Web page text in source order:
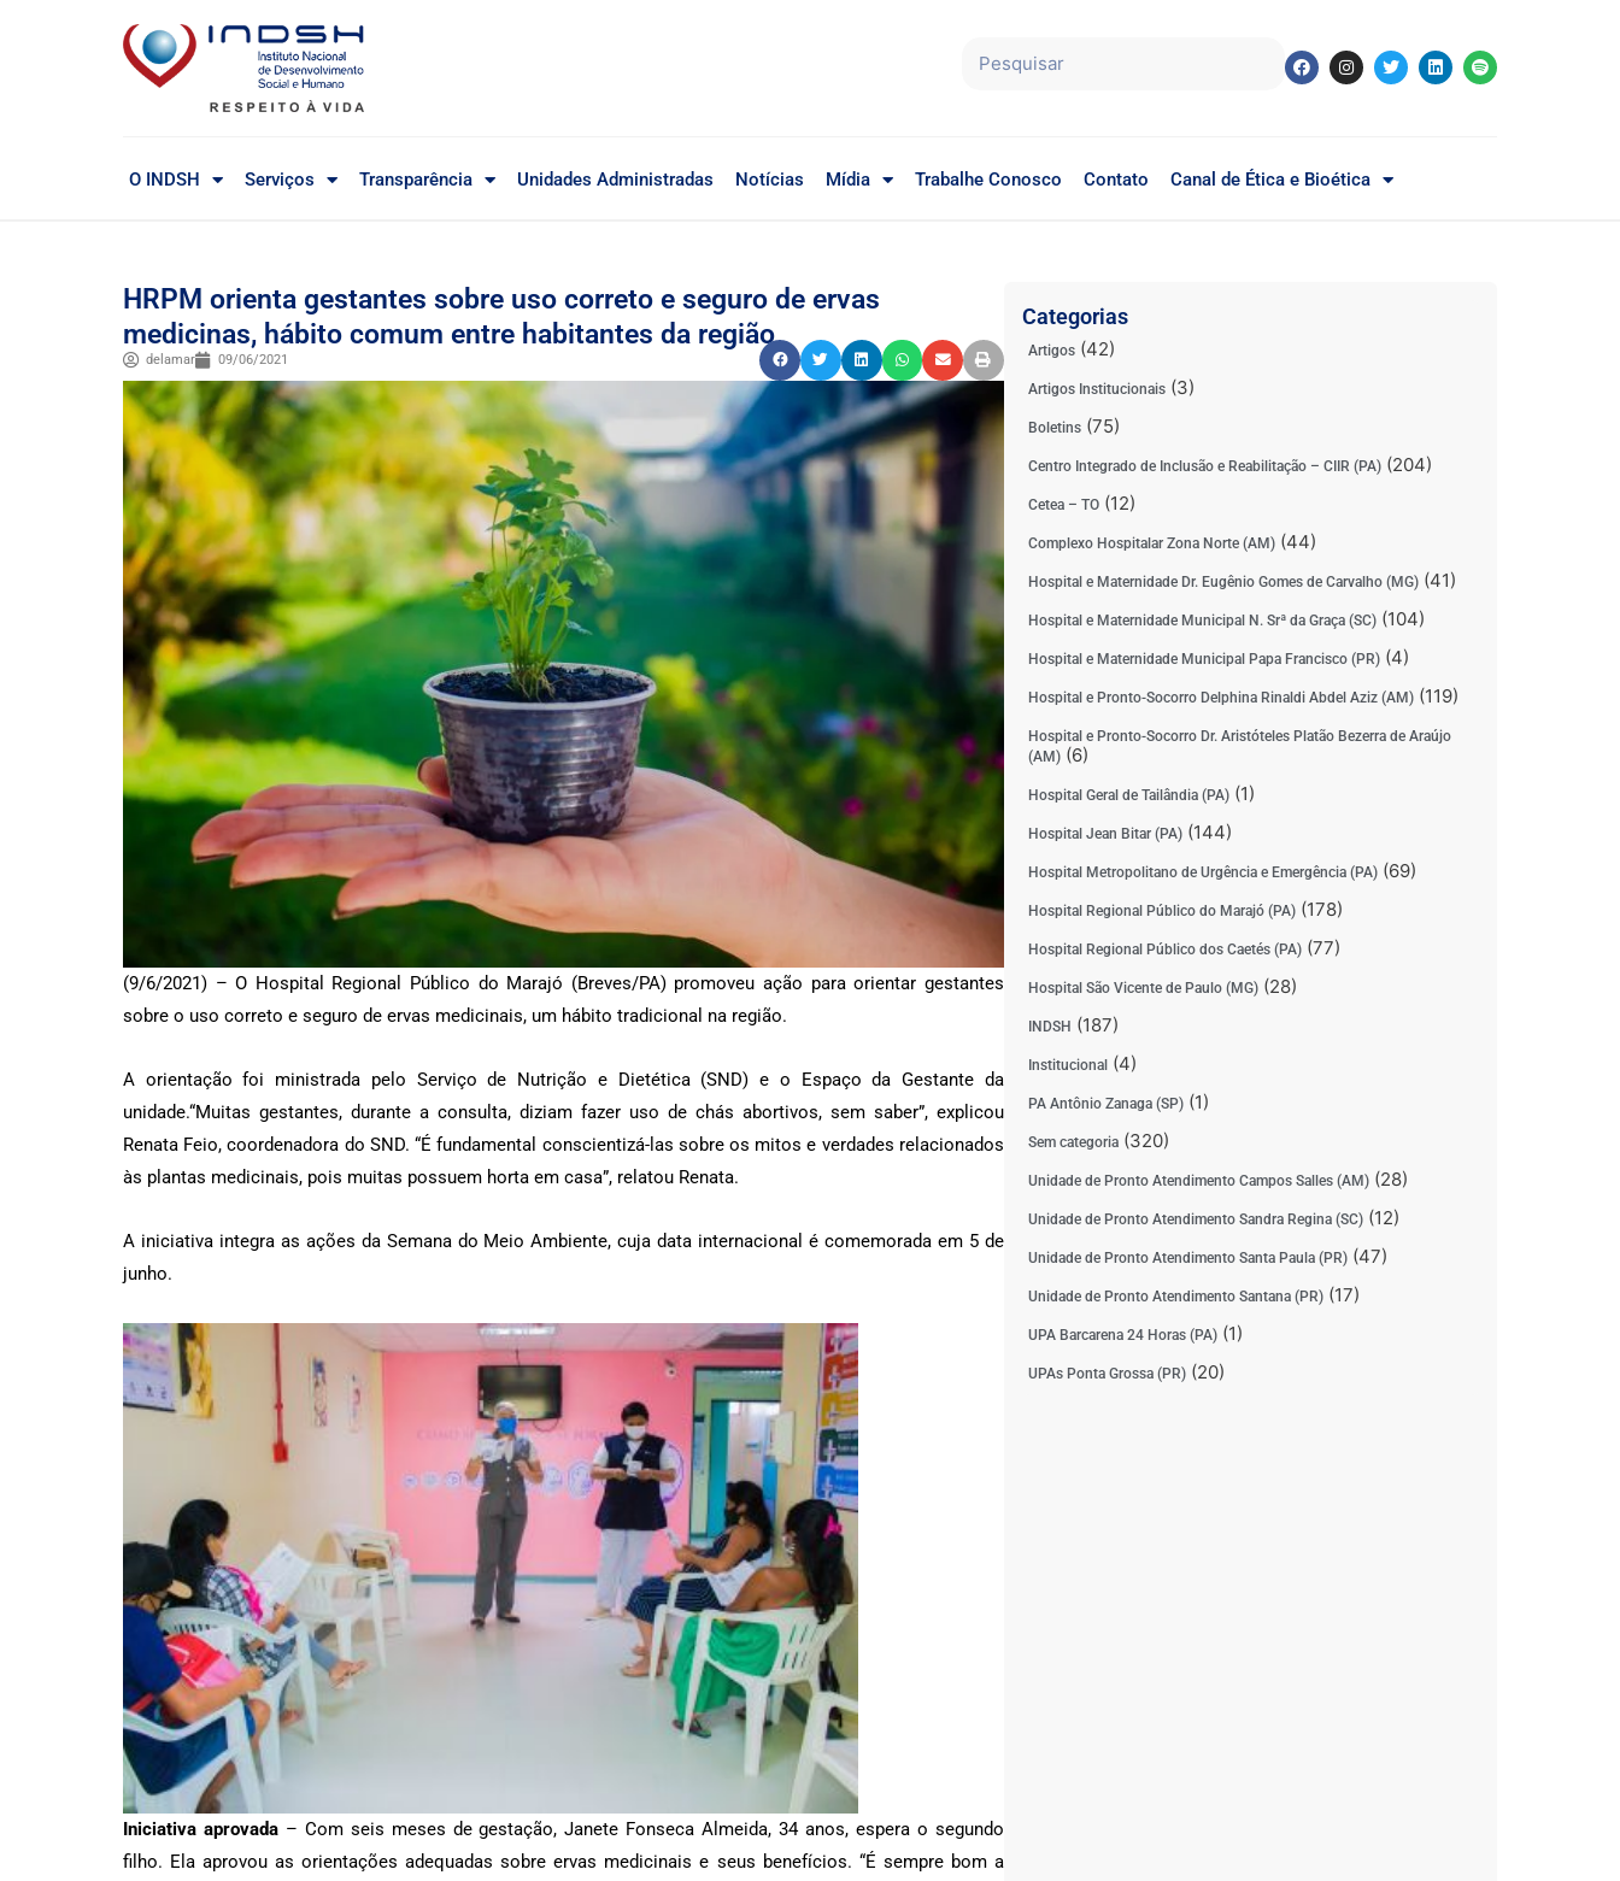
O INDSH Serviços Transparência Unidades Administradas Notícias Mídia Trabalhe Conosco Contato Canal de Ética e Bioética
HRPM orienta gestantes sobre uso correto e seguro de ervas
medicinas, hábito comum entre habitantes da região
delamar 09/06/2021
(9/6/2021) – O Hospital Regional Público do Marajó (Breves/PA) promoveu ação para orientar gestantes
sobre o uso correto e seguro de ervas medicinais, um hábito tradicional na região.
A orientação foi ministrada pelo Serviço de Nutrição e Dietética (SND) e o Espaço da Gestante da
unidade.“Muitas gestantes, durante a consulta, diziam fazer uso de chás abortivos, sem saber”, explicou
Renata Feio, coordenadora do SND. “É fundamental conscientizá-las sobre os mitos e verdades relacionados
às plantas medicinais, pois muitas possuem horta em casa”, relatou Renata.
A iniciativa integra as ações da Semana do Meio Ambiente, cuja data internacional é comemorada em 5 de
junho.
Iniciativa aprovada– Com seis meses de gestação, Janete Fonseca Almeida, 34 anos, espera o segundo
filho. Ela aprovou as orientações adequadas sobre ervas medicinais e seus benefícios. “É sempre bom a
Categorias
Artigos(42)
Artigos Institucionais(3)
Boletins(75)
Centro Integrado de Inclusão e Reabilitação – CIIR (PA)(204)
Cetea – TO(12)
Complexo Hospitalar Zona Norte (AM)(44)
Hospital e Maternidade Dr. Eugênio Gomes de Carvalho (MG)(41)
Hospital e Maternidade Municipal N. Srª da Graça (SC)(104)
Hospital e Maternidade Municipal Papa Francisco (PR)(4)
Hospital e Pronto-Socorro Delphina Rinaldi Abdel Aziz (AM)(119)
Hospital e Pronto-Socorro Dr. Aristóteles Platão Bezerra de Araújo
(AM)(6)
Hospital Geral de Tailândia (PA)(1)
Hospital Jean Bitar (PA)(144)
Hospital Metropolitano de Urgência e Emergência (PA)(69)
Hospital Regional Público do Marajó (PA)(178)
Hospital Regional Público dos Caetés (PA)(77)
Hospital São Vicente de Paulo (MG)(28)
INDSH (187)
Institucional(4)
PA Antônio Zanaga (SP)(1)
Sem categoria(320)
Unidade de Pronto Atendimento Campos Salles (AM)(28)
Unidade de Pronto Atendimento Sandra Regina (SC)(12)
Unidade de Pronto Atendimento Santa Paula (PR)(47)
Unidade de Pronto Atendimento Santana (PR)(17)
UPA Barcarena 24 Horas (PA)(1)
UPAs Ponta Grossa (PR)(20)